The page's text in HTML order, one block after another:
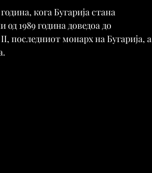
кога Бугарија стана
1989 година доведоа до
последниот монарх на Бугарија, а